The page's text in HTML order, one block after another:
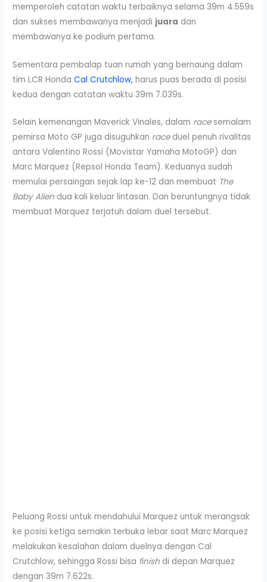
memperoleh catatan waktu terbaiknya selama 39m 4.559s
dan sukses membawanya menjadi juara dan
membawanya ke podium pertama.
Sementara pembalap tuan rumah yang bernaung dalam
tim LCR HondaCal Crutchlow, harus puas berada di posisi
kedua dengan catatan waktu 39m 7.039s.
Selain kemenangan Maverick Vinales, dalam racesemalam
pemirsa Moto GP juga disuguhkan raceduel penuh rivalitas
antara Valentino Rossi (Movistar Yamaha MotoGP) dan
Marc Marquez (Repsol Honda Team). Keduanya sudah
memulai persaingan sejak lap ke-12 dan membuat The
Baby Alien dua kali keluar lintasan. Dan beruntungnya tidak
membuat Marquez terjatuh dalam duel tersebut.
Peluang Rossi untuk mendahului Marquez untuk merangsak
ke posisi ketiga semakin terbuka lebar saat Marc Marquez
melakukan kesalahan dalam duelnya dengan Cal
Crutchlow, sehingga Rossi bisa finish di depan Marquez
dengan 39m 7.622s.